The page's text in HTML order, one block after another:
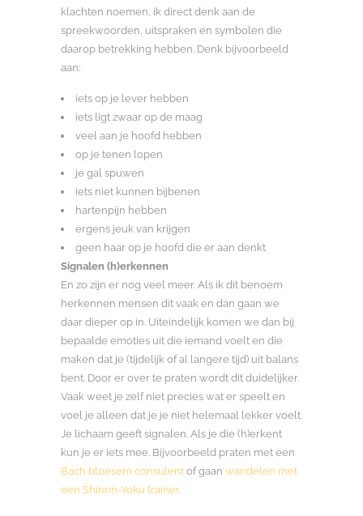
klachten noemen, ik direct denk aan de
spreekwoorden, uitspraken en symbolen die
daarop betrekking hebben. Denk bijvoorbeeld
aan:
iets op je lever hebben
iets ligt zwaar op de maag
veel aan je hoofd hebben
op je tenen lopen
je gal spuwen
iets niet kunnen bijbenen
hartenpijn hebben
ergens jeuk van krijgen
geen haar op je hoofd die er aan denkt
Signalen (h)erkennen
En zo zijn er nog veel meer. Als ik dit benoem
herkennen mensen dit vaak en dan gaan we
daar dieper op in. Uiteindelijk komen we dan bij
bepaalde emoties uit die iemand voelt en die
maken dat je (tijdelijk of al langere tijd) uit balans
bent. Door er over te praten wordt dit duidelijker.
Vaak weet je zelf niet precies wat er speelt en
voel je alleen dat je je niet helemaal lekker voelt.
Je lichaam geeft signalen. Als je die (h)erkent
kun je er iets mee. Bijvoorbeeld praten met een
Bach bloesem consulent of gaan wandelen met
een Shinrin-Yoku trainer.